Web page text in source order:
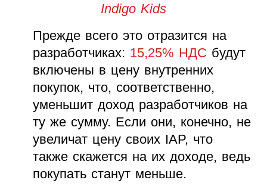
Indigo Kids
Прежде всего это отразится на
разработчиках: 15,25% НДС будут
включены в цену внутренних
покупок, что, соответственно,
уменьшит доход разработчиков на
ту же сумму. Если они, конечно, не
увеличат цену своих IAP, что
также скажется на их доходе, ведь
покупать станут меньше.